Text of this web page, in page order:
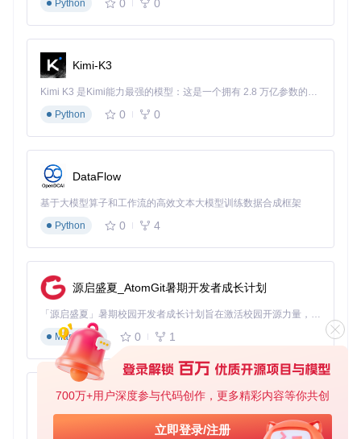
700万+用户深度参与代码创作，更多精彩内容等你共创
立即登录/注册
文本选择器：用于提取网页中的文本内容，如标题、描述
等
链接选择器：自动识别并提取页面中的链接，支持深度抓
取
元素点击选择器
滚动选择器
智能反爬应对策略
Web Scraper内置了多种反爬应对机制，帮助你顺利完成数据
采集：
随机请求延迟
用户代理轮换：自动切换不同的浏览器标识，降低被封禁风
险
Cookie管理
：保留登录状态，访问需要认证的页面
IP代理支持：通过代理服务器访问目标网站，隐藏真实IP地
避坑指南
选择器优先级：当多个选择器同时适用时，优先使用ID选择
器，其次是类选择器
复杂页面建议使用分组选择器，将相关数据组织在一起
反爬策略应根据目标网站的严格程度灵活调整，避免过度防
Python
0 0
Kimi-K3
Kimi K3 是Kimi能力最强的模型：这是一个拥有 2.8 万亿参数的混合专家（MoE）模型，具备原生视觉理解能力，并支持 100 万 token 的上下文窗口。
Python
0 0
DataFlow
基于大模型算子和工作流的高效文本大模型训练数据合成框架
Python
0 4
源启盛夏_AtomGit暑期开发者成长计划
「源启盛夏」暑期校园开发者成长计划旨在激活校园开源力量，通过积分激励、认证扶持、资源倾斜等形式，引导高校组织和开发者完成「入驻 — 建项目 — 做贡献 — 获认证 — 得资源」的完整闭环。无论你是想带领社团入驻平台的组织者，还是希望用代码贡献证明自己的开发者，都能在这里找到属于你的成长路径。
Markdown
0 1
py-xiaozhi
基于Python的Xiaozhi AI，适用于想要完整Xiaozhi体验而无需拥有专用硬件的用户。